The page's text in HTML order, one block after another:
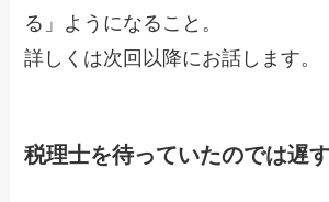
る」ようになること。
詳しくは次回以降にお話します。
税理士を待っていたのでは遅